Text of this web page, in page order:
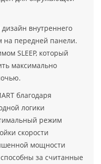
внутреннего
на передней панели.
SLEEP, который
максимально
благодаря
логики
режим
скорости
мощности
за считанные